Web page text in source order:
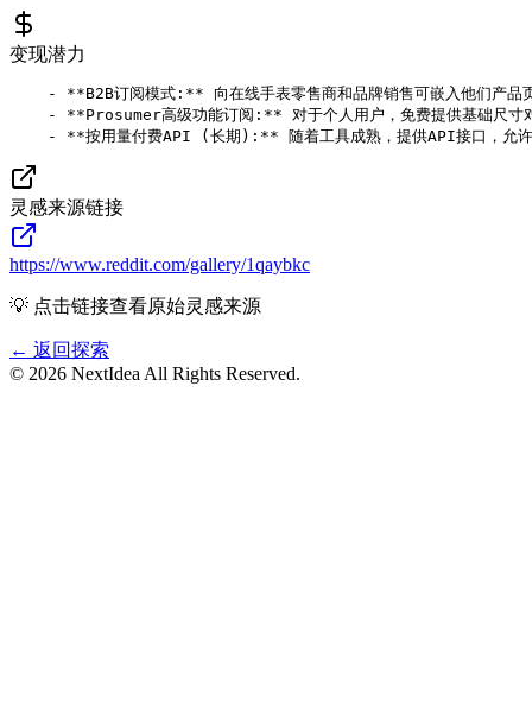
变现潜力
- **B2B订阅模式:** 向在线手表零售商和品牌销售可嵌入他们产品
- **Prosumer高级功能订阅:** 对于个人用户，免费提供基础尺寸
灵感来源链接
https://www.reddit.com/gallery/1qaybkc
💡 点击链接查看原始灵感来源
← 返回探索
© 2026 NextIdea All Rights Reserved.